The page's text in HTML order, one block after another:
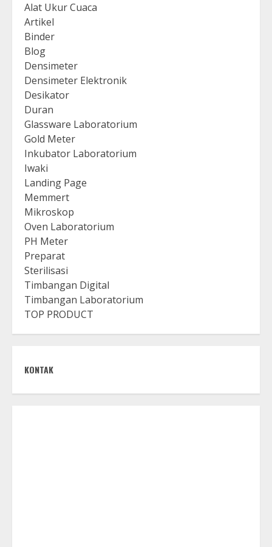
Alat Ukur Cuaca
Artikel
Binder
Blog
Densimeter
Densimeter Elektronik
Desikator
Duran
Glassware Laboratorium
Gold Meter
Inkubator Laboratorium
Iwaki
Landing Page
Memmert
Mikroskop
Oven Laboratorium
PH Meter
Preparat
Sterilisasi
Timbangan Digital
Timbangan Laboratorium
TOP PRODUCT
KONTAK